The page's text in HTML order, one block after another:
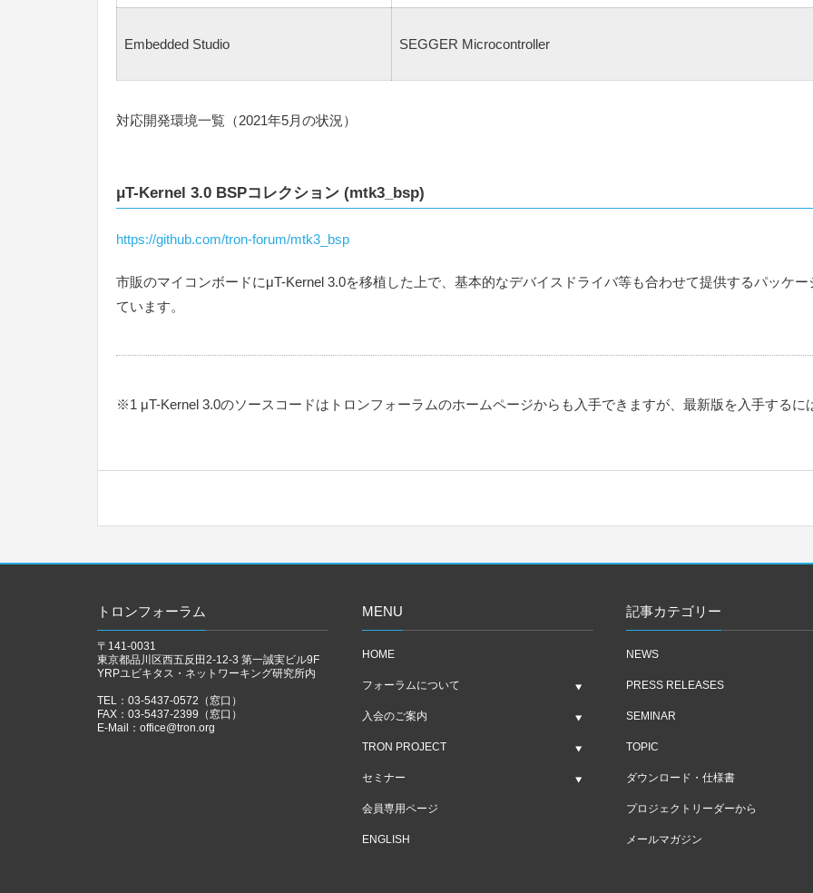
Embedded Studio SEGGER Microcontroller
対応開発環境一覧（2021年5月の状況）
μT-Kernel 3.0 BSPコレクション (mtk3_bsp)
https://github.com/tron-forum/mtk3_bsp
市販のマイコンボードにμT-Kernel 3.0を移植した上で、基本的なデバイスドライバ等も合わせて提供するパッケ
ています。
※1 μT-Kernel 3.0のソースコードはトロンフォーラムのホームページからも入手できますが、最新版を入手するに
トロンフォーラム
〒141-0031
東京都品川区西五反田2-12-3 第一誠実ビル9F
YRPユビキタス・ネットワーキング研究所内
TEL：03-5437-0572（窓口）
FAX：03-5437-2399（窓口）
E-Mail： office@tron.org
MENU
HOME
フォーラムについて
入会のご案内
TRON PROJECT
セミナー
会員専用ページ
ENGLISH
記事カテゴリー
NEWS
PRESS RELEASES
SEMINAR
TOPIC
ダウンロード・仕様書
プロジェクトリーダーから
メールマガジン